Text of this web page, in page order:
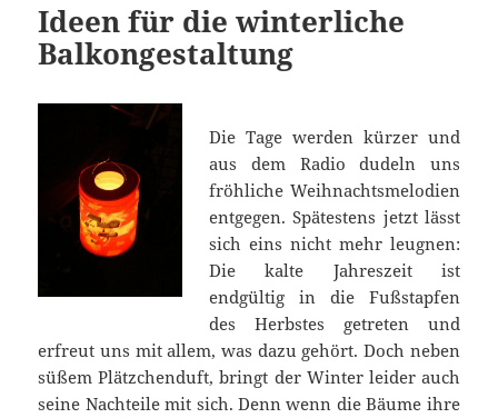
Ideen für die winterliche
Balkongestaltung
Die Tage werden kürzer und
aus dem Radio dudeln uns
fröhliche Weihnachtsmelodien
entgegen. Spätestens jetzt lässt
sich eins nicht mehr leugnen:
Die kalte Jahreszeit ist
endgültig in die Fußstapfen
des Herbstes getreten und
erfreut uns mit allem, was dazu gehört. Doch neben
süßem Plätzchenduft, bringt der Winter leider auch
seine Nachteile mit sich. Denn wenn die Bäume ihre